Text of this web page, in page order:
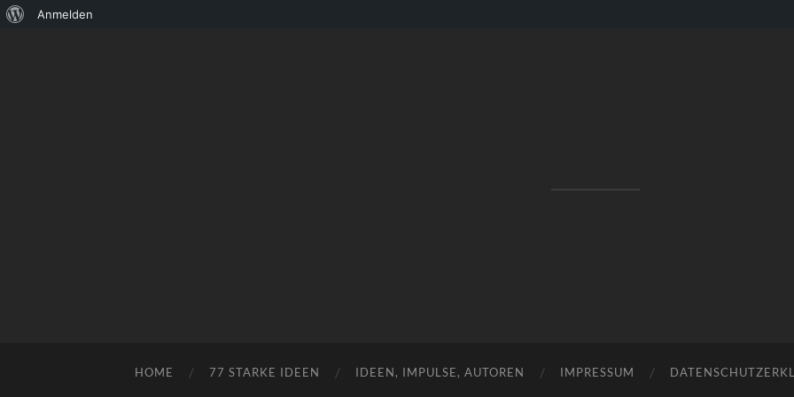
Über
Anmelden
HOME 77 STARKE IDEEN IDEEN, IMPULSE, AUTOREN IMPRESSUM